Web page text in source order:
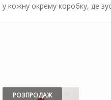
кожну окрему коробку, де
РОЗПРОДАЖ